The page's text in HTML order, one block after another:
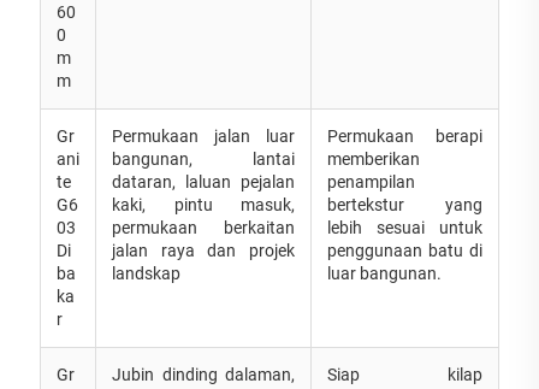
60
0
m
m
Gr
ani
te
G6
03
Di
ba
ka
r
Permukaan jalan luar
bangunan, lantai
dataran, laluan pejalan
kaki, pintu masuk,
permukaan berkaitan
jalan raya dan projek
landskap
Permukaan berapi
memberikan
penampilan
bertekstur yang
lebih sesuai untuk
penggunaan batu di
luar bangunan.
Gr
Jubin dinding dalaman,
Siap kilap